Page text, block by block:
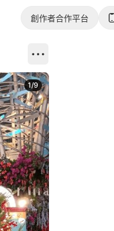
創作者合作平台
1/9